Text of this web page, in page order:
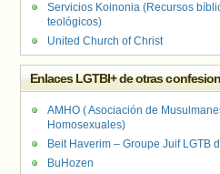
Servicios Koinonia (Recursos
teológicos)
United Church of Christ
Enlaces LGTBI+ de otras
AMHO ( Asociación de
Homosexuales)
Beit Haverim – Groupe Juif LGTB
BuHozen